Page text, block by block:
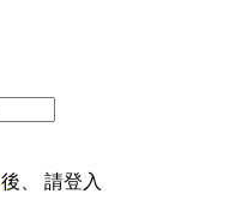
後、 請登入